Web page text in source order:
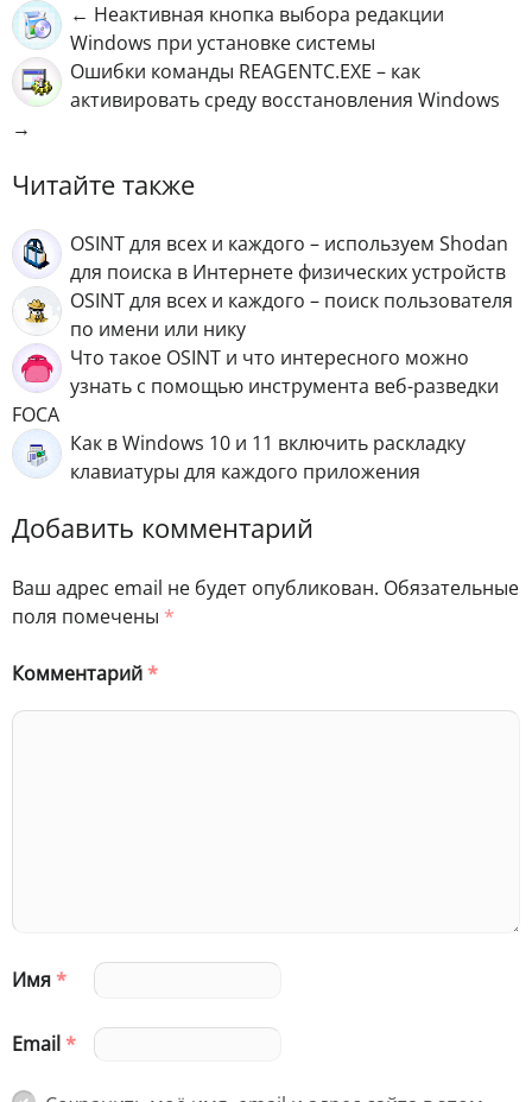
← Неактивная кнопка выбора редакции
Windows при установке системы
Ошибки команды REAGENTC.EXE – как
активировать среду восстановления Windows
→
Читайте также
OSINT для всех и каждого – используем Shodan
для поиска в Интернете физических устройств
OSINT для всех и каждого – поиск пользователя
по имени или нику
Что такое OSINT и что интересного можно
узнать с помощью инструмента веб-разведки
FOCA
Как в Windows 10 и 11 включить раскладку
клавиатуры для каждого приложения
Добавить комментарий
Ваш адрес email не будет опубликован. Обязательные
поля помечены *
Комментарий*
Имя*
Email*